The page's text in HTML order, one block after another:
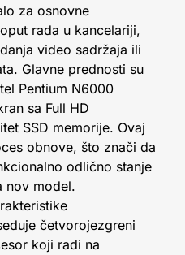
za osnovne
rada u kancelariji,
video sadržaja ili
Glavne prednosti su
Pentium N6000
sa Full HD
SSD memorije. Ovaj
obnove, što znači da
odlično stanje
nov model.
četvorojezgreni
koji radi na